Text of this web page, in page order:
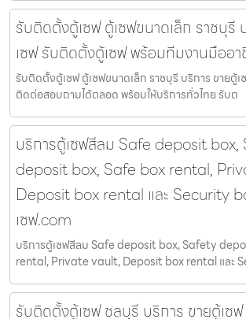
รับติดตั้งตู้เซฟ ตู้เซฟขนาดเล็ก ราชบุรี
เซฟ รับติดตั้งตู้เซฟ พร้อมทีมงานมืออ
รับติดตั้งตู้เซฟ ตู้เซฟขนาดเล็ก ราชบุรี บริการ ขายตู้
ติดต่อสอบถามได้ตลอด พร้อมให้บริการทั่วไทย รับต
บริการตู้เซฟสีลม Safe deposit
deposit box, Safe box rental,
Deposit box rental และ Security
เซฟ.com
บริการตู้เซฟสีลม Safe deposit box, Safety
rental, Private vault, Deposit box rental และ
รับติดตั้งตู้เซฟ ชลบุรี บริการ ขายตู้เซ